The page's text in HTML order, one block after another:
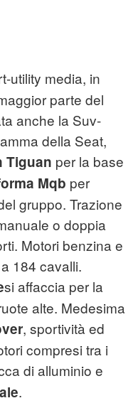
utility media, in
parte del
anche la Suv-
della Seat,
Tiguan per la base
Mqb per
gruppo. Trazione
o doppia
Motori benzina e
184 cavalli.
si affaccia per la
alte. Medesima
, sportività ed
compresi tra i
di alluminio e
.